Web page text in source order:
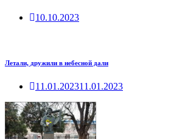
10.10.2023
Летали, дружили в небесной дали
11.01.202311.01.2023